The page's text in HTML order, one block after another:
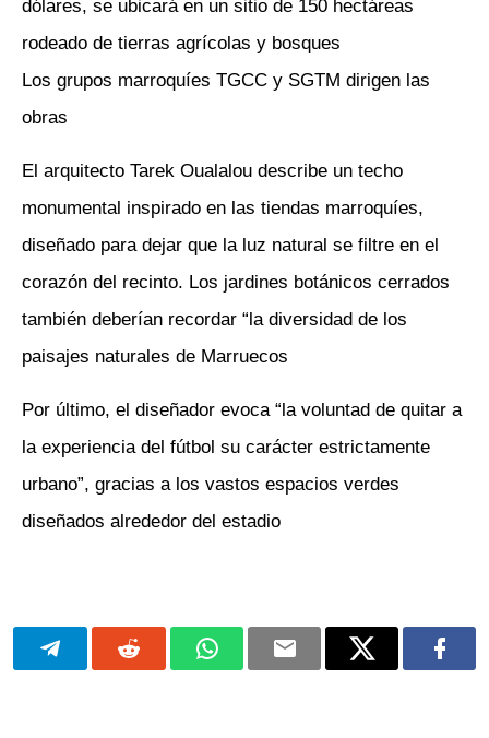
dólares, se ubicará en un sitio de 150 hectáreas
rodeado de tierras agrícolas y bosques
Los grupos marroquíes TGCC y SGTM dirigen las
obras
El arquitecto Tarek Oualalou describe un techo
monumental inspirado en las tiendas marroquíes,
diseñado para dejar que la luz natural se filtre en el
corazón del recinto. Los jardines botánicos cerrados
también deberían recordar “la diversidad de los
paisajes naturales de Marruecos
Por último, el diseñador evoca “la voluntad de quitar a
la experiencia del fútbol su carácter estrictamente
urbano”, gracias a los vastos espacios verdes
diseñados alrededor del estadio